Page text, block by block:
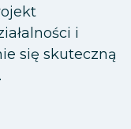
i
się skuteczną